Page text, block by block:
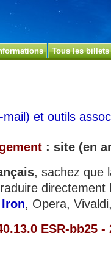
Tous les billets
et outils
: site (en
, sachez que
directement
Iron, Opera,
ESR-bb25 -